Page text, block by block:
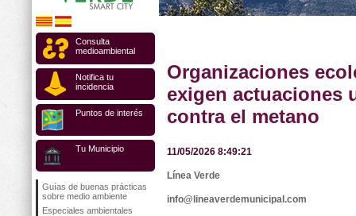
Consulta
medioambiental
Notifica tu
incidencia
Puntos de interés
Tu Municipio
Guías de buenas prácticas
sobre medio ambiente
Especiales ambientales
Organizaciones
exigen actuaciones
contra el metano
11/05/2026 8:49:21
Línea Verde
info@lineaverdemunicipal.com